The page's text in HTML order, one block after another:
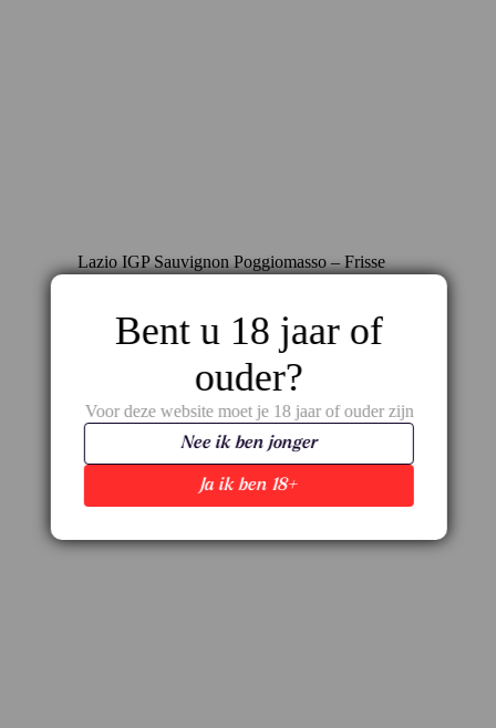
Lazio IGP Sauvignon Poggiomasso – Frisse
Bent u 18 jaar of
ouder?
Voor deze website moet je 18 jaar of ouder zijn
Ja ik ben 18+
Nee ik ben jonger